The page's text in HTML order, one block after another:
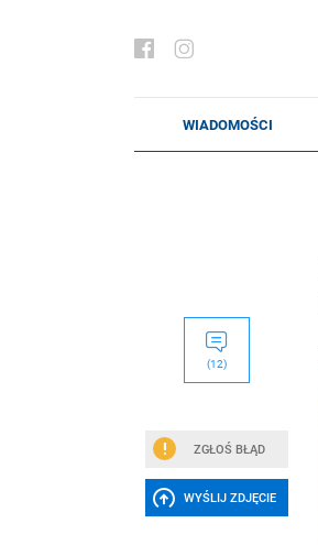
(12)
ZGŁOŚ BŁĄD
WYŚLIJ ZDJĘCIE